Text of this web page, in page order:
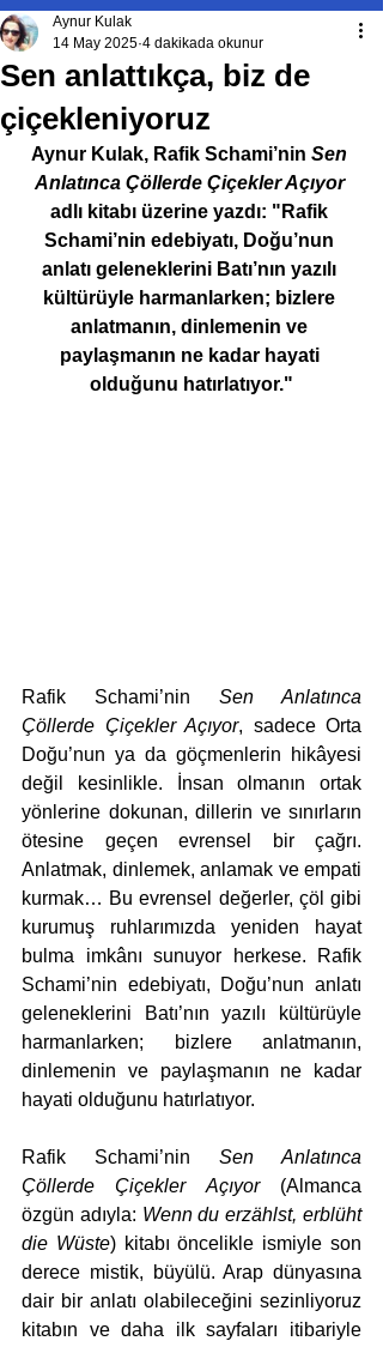
Sen anlattıkça, biz de
çiçekleniyoruz
Aynur Kulak
14 May 2025 4 dakikada okunur
Aynur Kulak, Rafik Schami’nin Sen
Anlatınca Çöllerde Çiçekler Açıyor
adlı kitabı üzerine yazdı: "Rafik
Schami’nin edebiyatı, Doğu’nun
anlatı geleneklerini Batı’nın yazılı
kültürüyle harmanlarken; bizlere
anlatmanın, dinlemenin ve
paylaşmanın ne kadar hayati
olduğunu hatırlatıyor."
Rafik Schami’nin Sen Anlatınca
Çöllerde Çiçekler Açıyor, sadece Orta
Doğu’nun ya da göçmenlerin hikâyesi
değil kesinlikle. İnsan olmanın ortak
yönlerine dokunan, dillerin ve sınırların
ötesine geçen evrensel bir çağrı.
Anlatmak, dinlemek, anlamak ve empati
kurmak… Bu evrensel değerler, çöl gibi
kurumuş ruhlarımızda yeniden hayat
bulma imkânı sunuyor herkese. Rafik
Schami’nin edebiyatı, Doğu’nun anlatı
geleneklerini Batı’nın yazılı kültürüyle
harmanlarken; bizlere anlatmanın,
dinlemenin ve paylaşmanın ne kadar
hayati olduğunu hatırlatıyor.
Rafik Schami’nin Sen Anlatınca
Çöllerde Çiçekler Açıyor (Almanca
özgün adıyla: Wenn du erzählst, erblüht
die Wüste) kitabı öncelikle ismiyle son
derece mistik, büyülü. Arap dünyasına
dair bir anlatı olabileceğini sezinliyoruz
kitabın ve daha ilk sayfaları itibariyle